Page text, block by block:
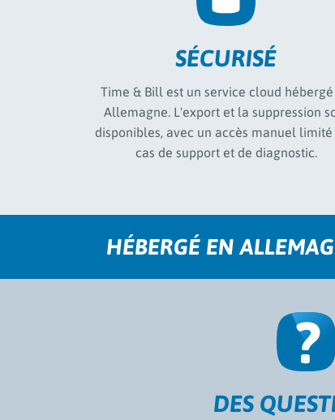
SÉCURISÉ
Time & Bill est un service cloud hébergé
Allemagne. L'export et la suppression
disponibles, avec un accès manuel limité
cas de support et de diagnostic.
HÉBERGÉ EN
DES